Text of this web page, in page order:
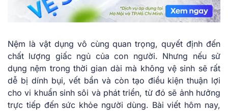
Nệm là vật dụng vô cùng quan trọng, quyết định đến
chất lượng giấc ngủ của con người. Nhưng nếu sử
dụng nệm trong thời gian dài mà không vệ sinh sẽ rất
dễ bị dính bụi, vết bẩn và còn tạo điều kiện thuận lợi
cho vi khuẩn sinh sôi và phát triển, từ đó sẽ ảnh hưởng
trực tiếp đến sức khỏe người dùng. Bài viết hôm nay,